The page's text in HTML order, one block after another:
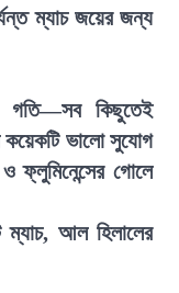
ম্যাচ জয়ের জন্য
কিছুতেই
কয়েকটি ভালো সুযোগ
ফ্লুমিনেন্সের গোলে
ম্যাচ, আল হিলালের